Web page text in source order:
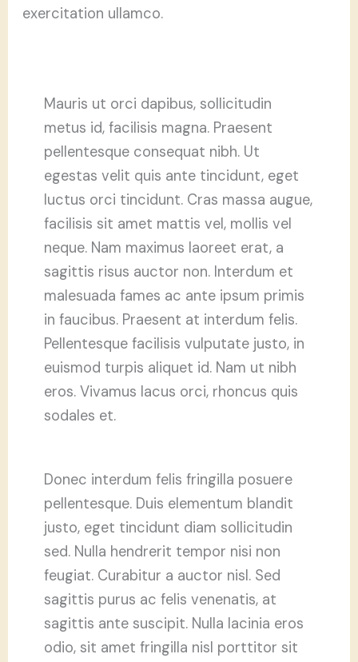
exercitation ullamco.
Mauris ut orci dapibus, sollicitudin
metus id, facilisis magna. Praesent
pellentesque consequat nibh. Ut
egestas velit quis ante tincidunt, eget
luctus orci tincidunt. Cras massa augue,
facilisis sit amet mattis vel, mollis vel
neque. Nam maximus laoreet erat, a
sagittis risus auctor non. Interdum et
malesuada fames ac ante ipsum primis
in faucibus. Praesent at interdum felis.
Pellentesque facilisis vulputate justo, in
euismod turpis aliquet id. Nam ut nibh
eros. Vivamus lacus orci, rhoncus quis
sodales et.
Donec interdum felis fringilla posuere
pellentesque. Duis elementum blandit
justo, eget tincidunt diam sollicitudin
sed. Nulla hendrerit tempor nisi non
feugiat. Curabitur a auctor nisl. Sed
sagittis purus ac felis venenatis, at
sagittis ante suscipit. Nulla lacinia eros
odio, sit amet fringilla nisl porttitor sit